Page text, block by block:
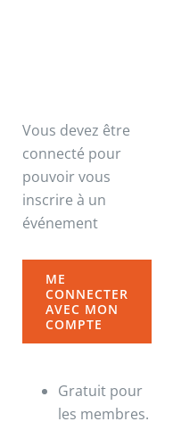
Vous devez être
connecté pour
pouvoir vous
inscrire à un
événement
ME
CONNECTER
AVEC MON
COMPTE
Gratuit pour
les membres.